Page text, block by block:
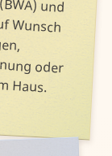
Haus.